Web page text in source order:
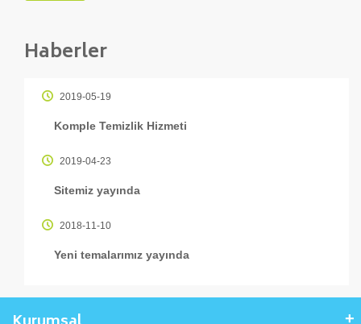
Haberler
2019-05-19
Komple Temizlik Hizmeti
2019-04-23
Sitemiz yayında
2018-11-10
Yeni temalarımız yayında
+